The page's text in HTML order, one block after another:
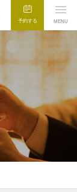
予約する MENU